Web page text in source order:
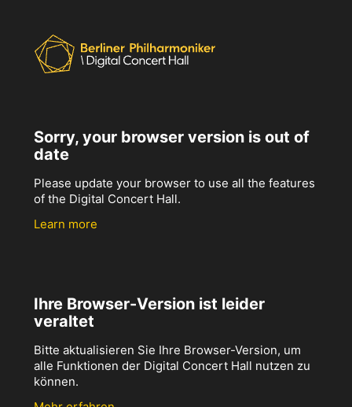
Sorry, your browser version is out of
date
Please update your browser to use all the features
of the Digital Concert Hall.
Learn more
Ihre Browser-Version ist leider
veraltet
Bitte aktualisieren Sie Ihre Browser-Version, um
alle Funktionen der Digital Concert Hall nutzen zu
können.